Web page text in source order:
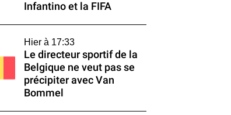
Infantino et la FIFA
Hier à 17:33
Le directeur sportif de la
Belgique ne veut pas se
précipiter avec Van
Bommel